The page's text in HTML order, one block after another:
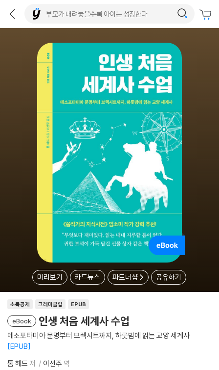
미리보기 카드뉴스 파트너샵 공유하기
소득공제 크레마클럽 EPUB
eBook 인생 처음 세계사 수업
메소포타미아 문명부터 브렉시트까지, 하룻밤에 읽는 교양 세계사
EPUB
톰 헤드 저 이선주 역